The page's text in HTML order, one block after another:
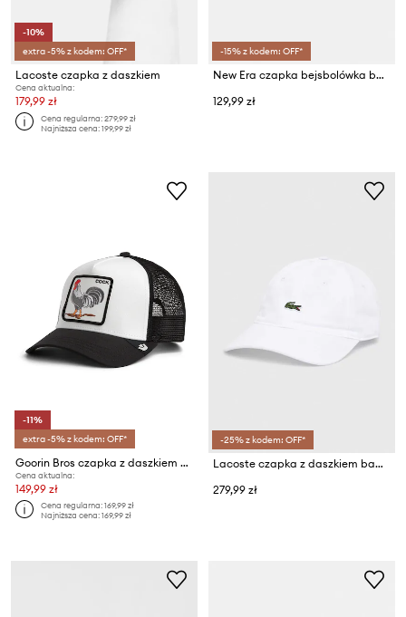
-10%
extra -5% z kodem: OFF*
Lacoste czapka z daszkiem
Cena aktualna:
179,99 zł
Cena regularna:279,99 zł
Najniższa cena:199,99 zł
-15% z kodem: OFF*
New Era czapka bejsbolówka bawełniana FLORAL INFILL 940 NYY
129,99 zł
-11%
extra -5% z kodem: OFF*
Goorin Bros czapka z daszkiem Rooster Trucker
Cena aktualna:
149,99 zł
Cena regularna:169,99 zł
Najniższa cena:169,99 zł
-25% z kodem: OFF*
Lacoste czapka z daszkiem bawełniana
279,99 zł